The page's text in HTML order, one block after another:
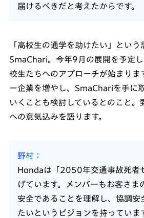
届けるべきだと考えたからです。
「高校生の通学を助けたい」とい
SmaChari。今年9月の展開を予定
校生たちへのアプローチが始まりま
ー企業を増やし、SmaChariを手に
いくことも検討しているとのこと。
への意気込みを語ります。
野村
Hondaは「2050年交通事故死者
げています。メンバーもお客さま
安全であることを理解し、協調安
たいというビジョンを持っていま